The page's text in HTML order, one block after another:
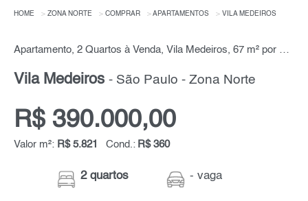
HOME ZONA NORTE COMPRAR APARTAMENTOS VILA MEDEIROS
Apartamento, 2 Quartos à Venda, Vila Medeiros, 67 m² por R$ 390.000,00
Vila Medeiros - São Paulo - Zona Norte
R$ 390.000,00
Valor m²: R$ 5.821 Cond.: R$ 360
2 quartos - vaga